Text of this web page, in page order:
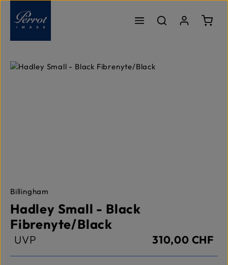
Zum Hauptinhalt springen
Bildergalerie überspringen
Billingham
Hadley Small - Black
Fibrenyte/Black
UVP 310,00 CHF